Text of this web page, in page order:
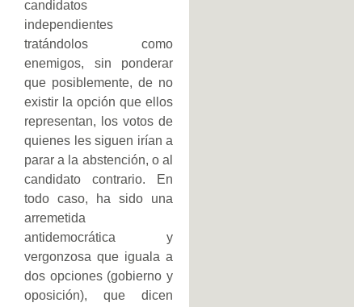
candidatos
independientes
tratándolos como
enemigos, sin ponderar
que posiblemente, de no
existir la opción que ellos
representan, los votos de
quienes les siguen irían a
parar a la abstención, o al
candidato contrario. En
todo caso, ha sido una
arremetida
antidemocrática y
vergonzosa que iguala a
dos opciones (gobierno y
oposición), que dicen